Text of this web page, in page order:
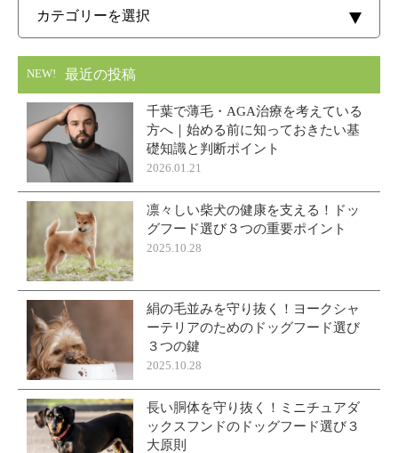
NEW! 最近の投稿
千葉で薄毛・AGA治療を考えている
方へ｜始める前に知っておきたい基
礎知識と判断ポイント
2026.01.21
凛々しい柴犬の健康を支える！ドッ
グフード選び３つの重要ポイント
2025.10.28
絹の毛並みを守り抜く！ヨークシャ
ーテリアのためのドッグフード選び
３つの鍵
2025.10.28
長い胴体を守り抜く！ミニチュアダ
ックスフンドのドッグフード選び３
大原則